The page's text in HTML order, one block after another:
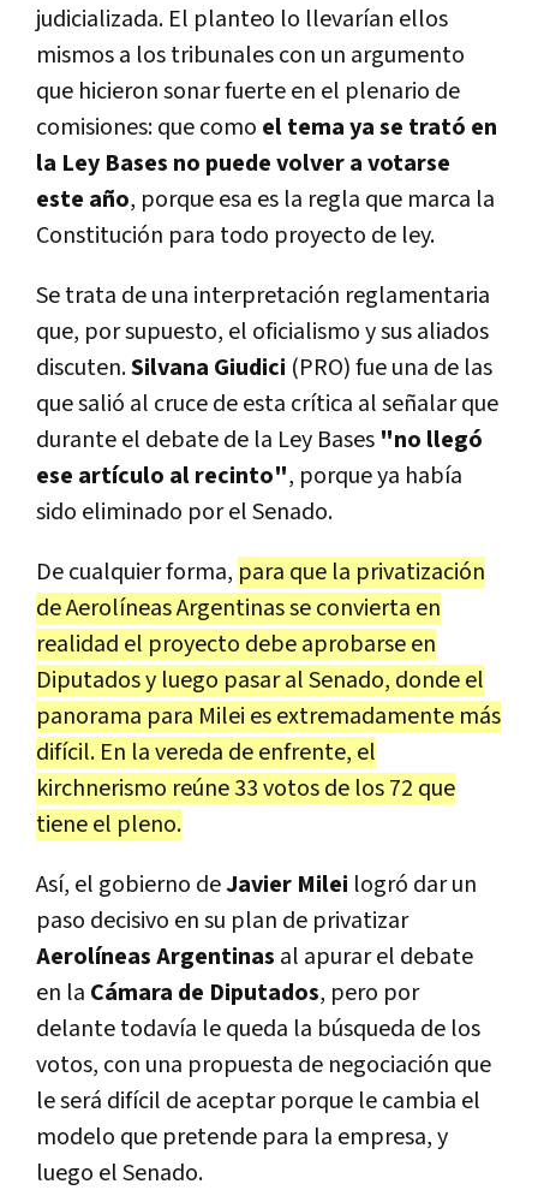
judicializada. El planteo lo llevarían ellos
mismos a los tribunales con un argumento
que hicieron sonar fuerte en el plenario de
comisiones: que como el tema ya se trató en
la Ley Bases no puede volver a votarse
este año, porque esa es la regla que marca la
Constitución para todo proyecto de ley.
Se trata de una interpretación reglamentaria
que, por supuesto, el oficialismo y sus aliados
discuten.Silvana Giudici (PRO) fue una de las
que salió al cruce de esta crítica al señalar que
durante el debate de la Ley Bases "no llegó
ese artículo al recinto", porque ya había
sido eliminado por el Senado.
De cualquier forma, para que la privatización
de Aerolíneas Argentinas se convierta en
realidad el proyecto debe aprobarse en
Diputados y luego pasar al Senado, donde el
panorama para Milei es extremadamente más
difícil. En la vereda de enfrente, el
kirchnerismo reúne 33 votos de los 72 que
tiene el pleno.
Así, el gobierno deJavier Milei logró dar un
paso decisivo en su plan de privatizar
Aerolíneas Argentinas al apurar el debate
en la Cámara de Diputados, pero por
delante todavía le queda la búsqueda de los
votos, con una propuesta de negociación que
le será difícil de aceptar porque le cambia el
modelo que pretende para la empresa, y
luego el Senado.